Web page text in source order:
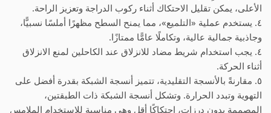
الأعلى، يمكن تقليل الاحتكاك أثناء ركوب الدراجة وتعزيز الراحة.
٤. يستخدم عملية «التلميع»، مما يمنح السطح مظهرًا أملسًا نسبيًّا،
وجاذبية جمالية عالية، وتكاملًا عامًّا ممتازًا.
٤. يجب استخدام شريط مضاد للانزلاق عند الكاحلين لمنع الانزلاق
أثناء الحركة.
٥. مقارنةً بالأنسجة التقليدية، تتميز أنسجة الشبكة بقدرة أفضل على
التهوية وتبدد الحرارة. وتشكل أنسجة الشبكة ذات الطبقتين،
المصممة بدون درزات، احتكاكًا أقل وهي مناسبة للاستخدام الملامس